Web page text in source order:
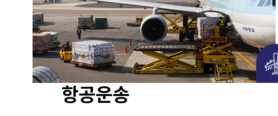
항공운송